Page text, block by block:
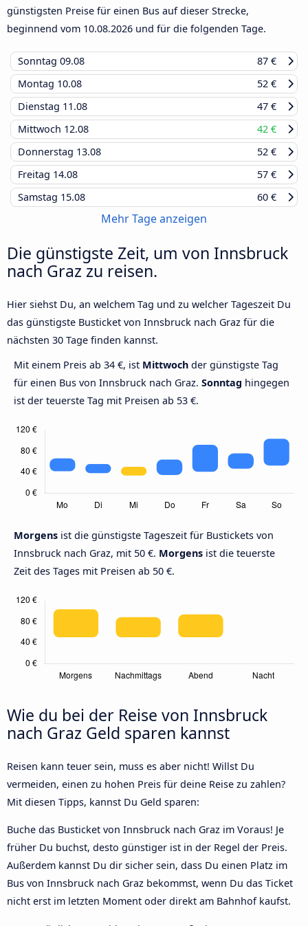
günstigsten Preise für einen Bus auf dieser Strecke,
beginnend vom 10.08.2026 und für die folgenden Tage.
Sonntag 09.08
87 €
Montag 10.08
52 €
Dienstag 11.08
47 €
Mittwoch 12.08
42 €
Donnerstag 13.08
52 €
Freitag 14.08
57 €
Samstag 15.08 60 €
Mehr Tage anzeigen
Die günstigste Zeit, um von Innsbruck
nach Graz zu reisen.
Hier siehst Du, an welchem Tag und zu welcher Tageszeit Du
das günstigste Busticket von Innsbruck nach Graz für die
nächsten 30 Tage finden kannst.
Mit einem Preis ab 34 €, ist Mittwoch der günstigste Tag
für einen Bus von Innsbruck nach Graz. Sonntag hingegen
ist der teuerste Tag mit Preisen ab 53 €.
Morgens ist die günstigste Tageszeit für Bustickets von
Innsbruck nach Graz, mit 50 €. Morgens ist die teuerste
Zeit des Tages mit Preisen ab 50 €.
Wie du bei der Reise von Innsbruck
nach Graz Geld sparen kannst
Reisen kann teuer sein, muss es aber nicht! Willst Du
vermeiden, einen zu hohen Preis für deine Reise zu zahlen?
Mit diesen Tipps, kannst Du Geld sparen:
Buche das Busticket von Innsbruck nach Graz im Voraus! Je
früher Du buchst, desto günstiger ist in der Regel der Preis.
Außerdem kannst Du dir sicher sein, dass Du einen Platz im
Bus von Innsbruck nach Graz bekommst, wenn Du das Ticket
nicht erst im letzten Moment oder direkt am Bahnhof kaufst.